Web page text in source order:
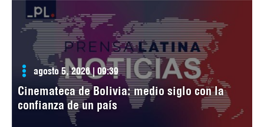
agosto 5, 2026 | 09:39
Cinemateca de Bolivia: medio siglo con la
confianza de un país